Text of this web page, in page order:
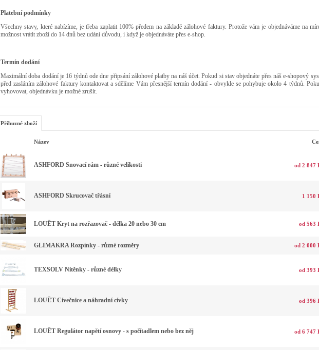
Platební podmínky
Všechny stavy, které nabízíme, je třeba zaplatit 100% předem na základě zálohové faktury. Protože vám je objednáváme na
možnost vrátit zboží do 14 dnů bez udání důvodu, i když je objednáváte přes e-shop.
Termín dodání
Maximální doba dodání je 16 týdnů ode dne připsání zálohové platby na náš účet. Pokud si stav objednáte přes náš e-shopový
před zasláním zálohové faktury kontaktovat a sdělíme Vám přesnější termín dodání - obvykle se pohybuje okolo 4 týdnů.
vyhovovat, objednávku je možné zrušit.
Příbuzné zboží
Název
ASHFORD Snovací rám - různé velikosti od 2 847
ASHFORD Skrucovač třásní 1 150
LOUËT Kryt na rozřazovač - délka 20 nebo 30 cm od 563
GLIMAKRA Rozpínky - různé rozměry od 2 000
TEXSOLV Nitěnky - různé délky od 393
LOUËT Cívečnice a náhradní cívky od 396
LOUËT Regulátor napětí osnovy - s počítadlem nebo bez něj od 6 747